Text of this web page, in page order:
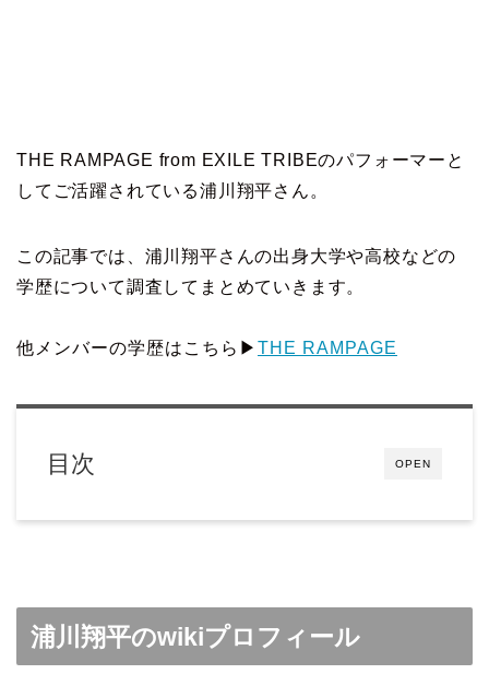
THE RAMPAGE from EXILE TRIBEのパフォーマーと
してご活躍されている浦川翔平さん。
この記事では、浦川翔平さんの出身大学や高校などの
学歴について調査してまとめていきます。
他メンバーの学歴はこちら▶ THE RAMPAGE
OPEN
目次
浦川翔平のwikiプロフィール